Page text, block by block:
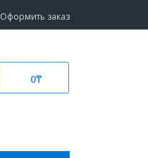
Оформить заказ
0₸